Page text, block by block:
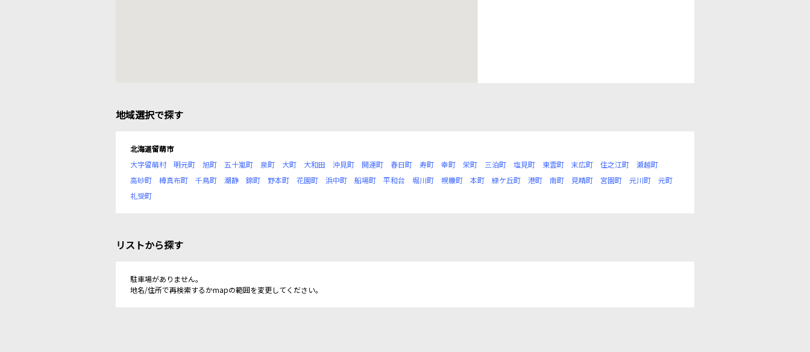
地域選択で探す
北海道留萌市
大字留萌村
明元町 旭町 五十嵐町 泉町 大町 大和田 沖見町 開運町 春日町 寿町 幸町 栄町 三泊町 塩見町 東雲町 末広町 住之江町
瀬越町
高砂町
樽真布町 千鳥町 潮静 錦町 野本町 花園町 浜中町 船場町 平和台 堀川町 幌糠町 本町 緑ケ丘町 港町 南町 見晴町 宮園町 元川町
元町
礼受町
リストから探す
駐車場がありません。
地名/住所で再検索するかmapの範囲を変更してください。